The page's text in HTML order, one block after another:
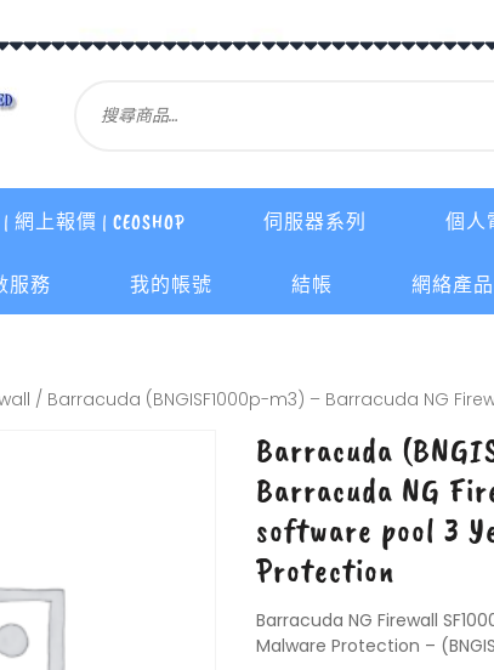
網上報價 | CEOSHOP 伺服器系列 個人
服務 我的帳號 結帳 網絡產品
/ Barracuda (BNGISF1000p-m3) – Barracuda NG
Barracuda
Barracuda NG
software pool 3
Protection
Barracuda NG Firewall
Malware Protection –